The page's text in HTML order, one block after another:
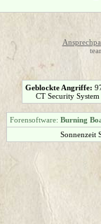
Geblockte Angriffe:
CT Security
Forensoftware: Burning
Sonnenzeit